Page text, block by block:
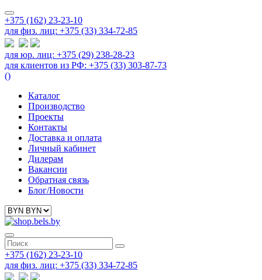
+375 (162) 23-23-10
для физ. лиц: +375 (33) 334-72-85
для юр. лиц: +375 (29) 238-28-23
для клиентов из РФ: +375 (33) 303-87-73
()
Каталог
Производство
Проекты
Контакты
Доставка и оплата
Личный кабинет
Дилерам
Вакансии
Обратная связь
Блог/Новости
+375 (162) 23-23-10
для физ. лиц: +375 (33) 334-72-85